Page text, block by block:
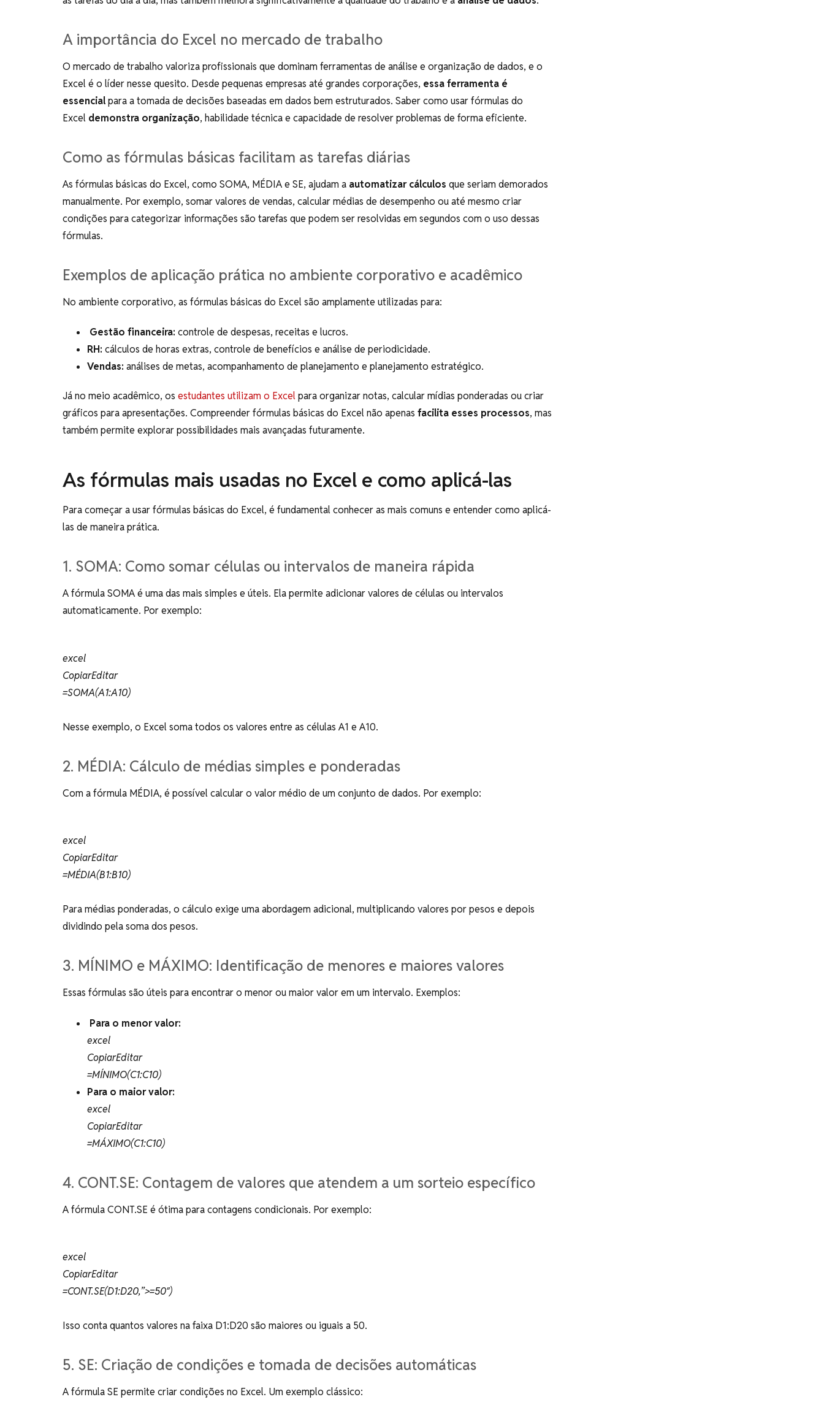
A importância do Excel no mercado de trabalho
O mercado de trabalho valoriza profissionais que dominam ferramentas de análise e organização de dados, e o
Excel é o líder nesse quesito. Desde pequenas empresas até grandes corporações, essa ferramenta é
essencialpara a tomada de decisões baseadas em dados bem estruturados. Saber como usar fórmulas do
Excel demonstra organização, habilidade técnica e capacidade de resolver problemas de forma eficiente.
Como as fórmulas básicas facilitam as tarefas diárias
As fórmulas básicas do Excel, como SOMA, MÉDIA e SE, ajudam a automatizar cálculos que seriam demorados
manualmente. Por exemplo, somar valores de vendas, calcular médias de desempenho ou até mesmo criar
condições para categorizar informações são tarefas que podem ser resolvidas em segundos com o uso dessas
fórmulas.
Exemplos de aplicação prática no ambiente corporativo e acadêmico
No ambiente corporativo, as fórmulas básicas do Excel são amplamente utilizadas para:
Gestão financeira: controle de despesas, receitas e lucros.
RH: cálculos de horas extras, controle de benefícios e análise de periodicidade.
Vendas: análises de metas, acompanhamento de planejamento e planejamento estratégico.
Já no meio acadêmico, os estudantes utilizam o Excel para organizar notas, calcular mídias ponderadas ou criar
gráficos para apresentações. Compreender fórmulas básicas do Excel não apenas facilita esses processos, mas
também permite explorar possibilidades mais avançadas futuramente.
As fórmulas mais usadas no Excel e como aplicá-las
Para começar a usar fórmulas básicas do Excel, é fundamental conhecer as mais comuns e entender como aplicá-
las de maneira prática.
1. SOMA: Como somar células ou intervalos de maneira rápida
A fórmula SOMA é uma das mais simples e úteis. Ela permite adicionar valores de células ou intervalos
automaticamente. Por exemplo:
excel
CopiarEditar
=SOMA(A1:A10)
Nesse exemplo, o Excel soma todos os valores entre as células A1 e A10.
2. MÉDIA: Cálculo de médias simples e ponderadas
Com a fórmula MÉDIA, é possível calcular o valor médio de um conjunto de dados. Por exemplo:
excel
CopiarEditar
=MÉDIA(B1:B10)
Para médias ponderadas, o cálculo exige uma abordagem adicional, multiplicando valores por pesos e depois
dividindo pela soma dos pesos.
3. MÍNIMO e MÁXIMO: Identificação de menores e maiores valores
Essas fórmulas são úteis para encontrar o menor ou maior valor em um intervalo. Exemplos:
Para o menor valor:
excel
CopiarEditar
=MÍNIMO(C1:C10)
Para o maior valor:
excel
CopiarEditar
=MÁXIMO(C1:C10)
4. CONT.SE: Contagem de valores que atendem a um sorteio específico
A fórmula CONT.SE é ótima para contagens condicionais. Por exemplo:
excel
CopiarEditar
=CONT.SE(D1:D20,”>=50″)
Isso conta quantos valores na faixa D1:D20 são maiores ou iguais a 50.
5. SE: Criação de condições e tomada de decisões automáticas
A fórmula SE permite criar condições no Excel. Um exemplo clássico: